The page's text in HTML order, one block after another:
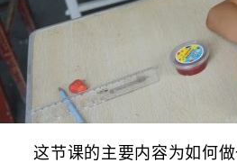
这节课的主要内容为如何做